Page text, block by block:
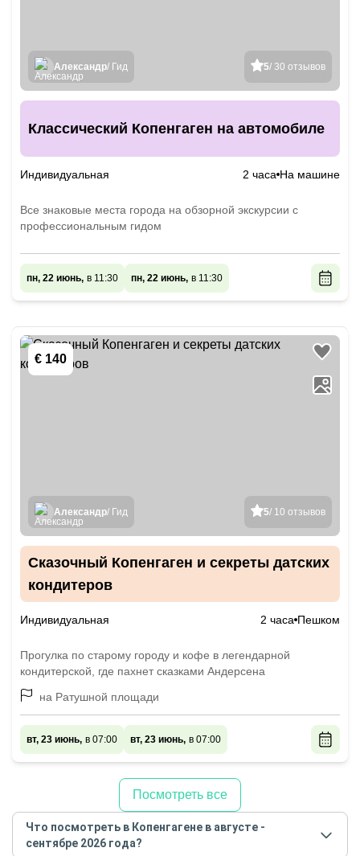
5/ 30 отзывов
Александр/ Гид
Классический Копенгаген на автомобиле
Индивидуальная 2 часа На машине
Все знаковые места города на обзорной экскурсии с
профессиональным гидом
пн, 22 июнь, в 11:30 пн, 22 июнь, в 11:30
€ 140
5/ 10 отзывов
Александр/ Гид
Сказочный Копенгаген и секреты датских
кондитеров
Индивидуальная 2 часа Пешком
Прогулка по старому городу и кофе в легендарной
кондитерской, где пахнет сказками Андерсена
на Ратушной площади
вт, 23 июнь, в 07:00 вт, 23 июнь, в 07:00
Посмотреть все
Что посмотреть в Копенгагене в августе -
сентябре 2026 года?